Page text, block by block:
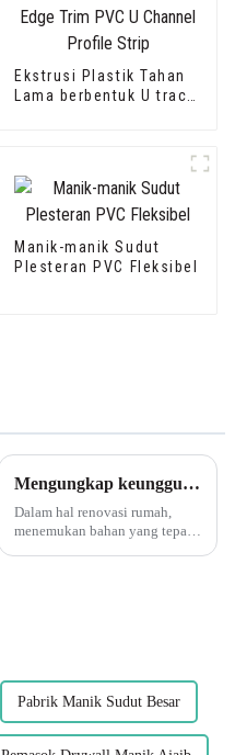
Ekstrusi Plastik Tahan
Lama berbentuk U track
Manik-manik Sudut
Plesteran PVC Fleksibel
Mengungkap keunggulan dekorasi tepi sudut berbentuk L PVC serat kayu fleksibel Leguwe
Dalam hal renovasi rumah,
menemukan bahan yang tepat
Pabrik Manik Sudut Besar